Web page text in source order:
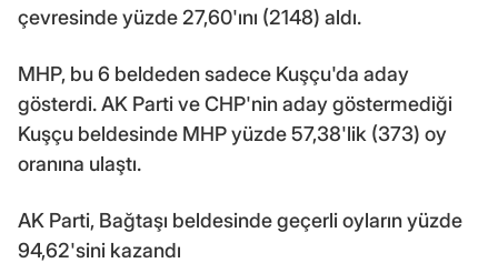
çevresinde yüzde 27,60'ını (2148) aldı.
MHP, bu 6 beldeden sadece Kuşçu'da aday
gösterdi. AK Parti ve CHP'nin aday göstermediği
Kuşçu beldesinde MHP yüzde 57,38'lik (373) oy
oranına ulaştı.
AK Parti, Bağtaşı beldesinde geçerli oyların yüzde
94,62'sini kazandı